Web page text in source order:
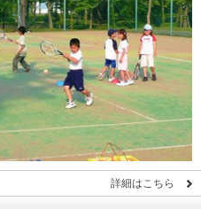
詳細はこちら